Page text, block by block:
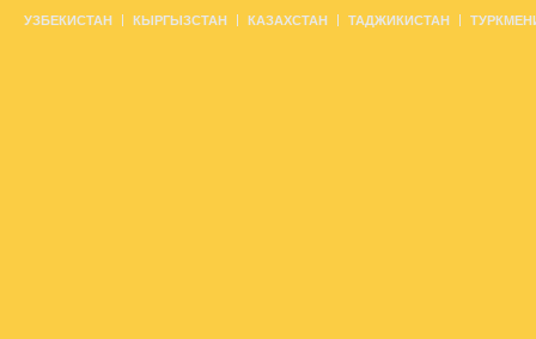
УЗБЕКИСТАН КЫРГЫЗСТАН КАЗАХСТАН ТАДЖИКИСТАН